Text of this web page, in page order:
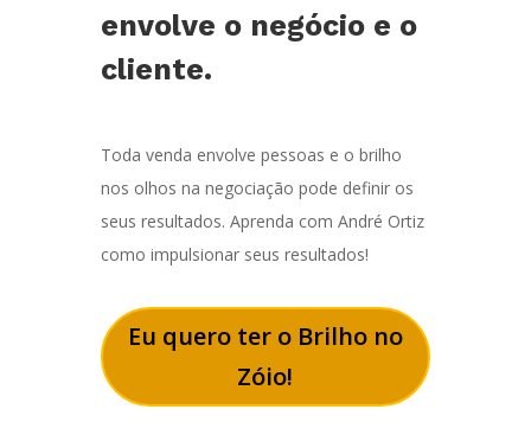
envolve o negócio e o
cliente.
Toda venda envolve pessoas e o brilho
nos olhos na negociação pode definir os
seus resultados. Aprenda com André Ortiz
como impulsionar seus resultados!
Eu quero ter o Brilho no
Zóio!